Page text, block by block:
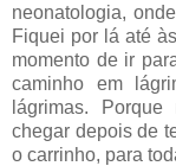
neonatologia,
Fiquei por lá até
momento de ir
caminho em
lágrimas.
chegar depois de
o carrinho, para